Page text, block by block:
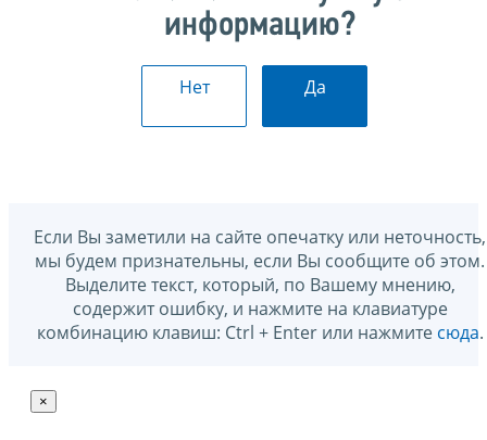
информацию?
Нет Да
Если Вы заметили на сайте опечатку или неточность,
мы будем признательны, если Вы сообщите об этом.
Выделите текст, который, по Вашему мнению,
содержит ошибку, и нажмите на клавиатуре
комбинацию клавиш: Ctrl + Enter или нажмите сюда.
×